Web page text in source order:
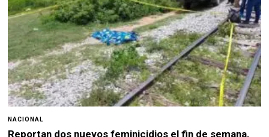
NACIONAL
Reportan dos nuevos feminicidios el fin de semana,